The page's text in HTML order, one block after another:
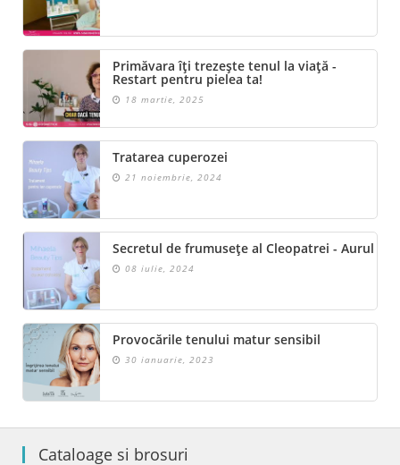
Primăvara îți trezește tenul la viață -
Restart pentru pielea ta!
18 martie, 2025
Tratarea cuperozei
21 noiembrie, 2024
Secretul de frumusețe al Cleopatrei - Aurul
08 iulie, 2024
Provocările tenului matur sensibil
30 ianuarie, 2023
Cataloage si brosuri